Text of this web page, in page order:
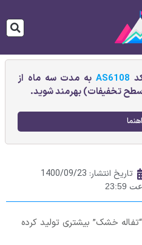
AS6108به مدت سه ماه از
سطح تخفیفات) بهرمند شوید.
تاریخ انتشار: 1400/09/23
خشک” بیشتری تولید کرده